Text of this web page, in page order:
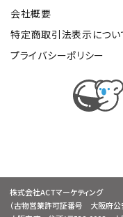
会社概要
特定商取引法表示につい
プライバシーポリシー
株式会社ACTマーケティング
（古物営業許可証番号 大阪府